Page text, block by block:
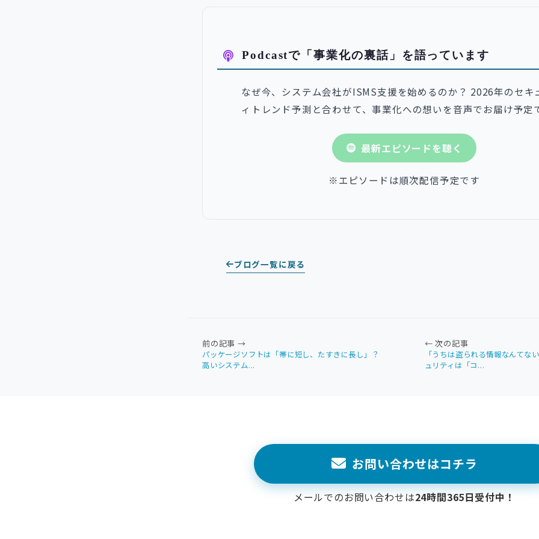
Podcastで「事業化の裏話」を語っています
なぜ今、システム会社がISMS支援を始めるのか？ 2026年のセキ
ィトレンド予測と合わせて、事業化への想いを音声でお届け予定
最新エピソードを聴く
※エピソードは順次配信予定です
ブログ一覧に戻る
前の記事 →
パッケージソフトは「帯に短し、たすきに長し」？
高いシステム...
← 次の記事
「うちは盗られる情報なんてな
ュリティは「コ...
お問い合わせはコチラ
メールでのお問い合わせは24時間365日受付中！